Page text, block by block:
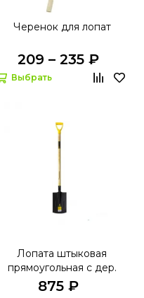
Черенок для лопат
209 – 235 ₽
Выбрать
Лопата штыковая
прямоугольная с дер.
черенком GRASSMAN 960
875 ₽